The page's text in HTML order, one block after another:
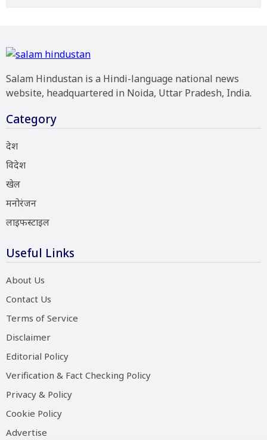
Salam Hindustan is a Hindi-language national news
website, headquartered in Noida, Uttar Pradesh, India.
Category
देश
विदेश
खेल
मनोरंजन
लाइफस्टाइल
Useful Links
About Us
Contact Us
Terms of Service
Disclaimer
Editorial Policy
Verification & Fact Checking Policy
Privacy & Policy
Cookie Policy
Advertise